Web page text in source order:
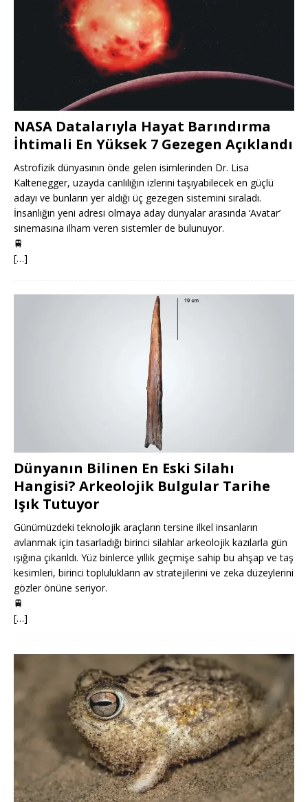
NASA Datalarıyla Hayat Barındırma
İhtimali En Yüksek 7 Gezegen Açıklandı
Astrofizik dünyasının önde gelen isimlerinden Dr. Lisa
Kaltenegger, uzayda canlılığın izlerini taşıyabilecek en güçlü
adayı ve bunların yer aldığı üç gezegen sistemini sıraladı.
İnsanlığın yeni adresi olmaya aday dünyalar arasında ‘Avatar’
sinemasına ilham veren sistemler de bulunuyor.
🚆
[…]
Dünyanın Bilinen En Eski Silahı
Hangisi? Arkeolojik Bulgular Tarihe
Işık Tutuyor
Günümüzdeki teknolojik araçların tersine ilkel insanların
avlanmak için tasarladığı birinci silahlar arkeolojik kazılarla gün
ışığına çıkarıldı. Yüz binlerce yıllık geçmişe sahip bu ahşap ve taş
kesimleri, birinci toplulukların av stratejilerini ve zeka düzeylerini
gözler önüne seriyor.
🚆
[…]